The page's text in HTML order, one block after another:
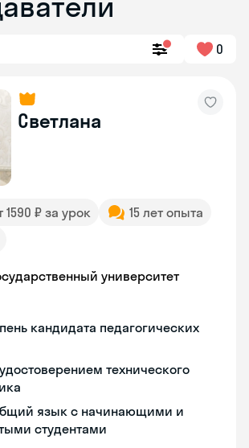
0
Светлана
1590 ₽ за урок
15 лет опыта
университет
кандидата педагогических
технического
язык с начинающими и
студентами